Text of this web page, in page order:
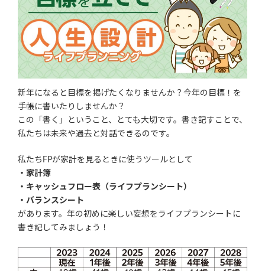
新年になると目標を掲げたくなりませんか？今年の目標！を
手帳に書いたりしませんか？
この「書く」ということ、とても大切です。書き記すことで、
私たちは未来や過去と対話できるのです。
私たちFPが家計を見るときに使うツールとして
・家計簿
・キャッシュフロー表（ライフプランシート）
・バランスシート
があります。年の初めに楽しい妄想をライフプランシートに
書き記してみましょう！